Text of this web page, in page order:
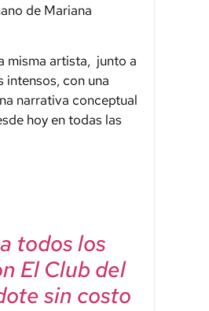
de Mariana
misma artista, junto a
intensos, con una
narrativa conceptual
hoy en todas las
todos los
El Club del
sin costo